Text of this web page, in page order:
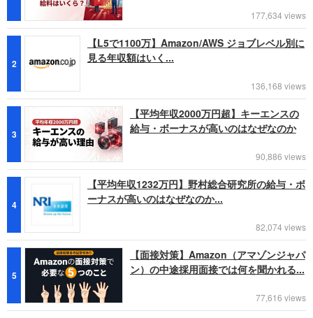
177,634 views
2
【L5で1100万】Amazon/AWS ジョブレベル別に
見る年収額はいく...
136,168 views
3
【平均年収2000万円超】キーエンスの
給与・ボーナスが高いのはなぜなのか
90,886 views
4
【平均年収1232万円】野村総合研究所の給与・ボ
ーナスが高いのはなぜなのか...
82,074 views
5
【面接対策】Amazon（アマゾンジャパ
ン）の中途採用面接では何を聞かれる...
77,616 views